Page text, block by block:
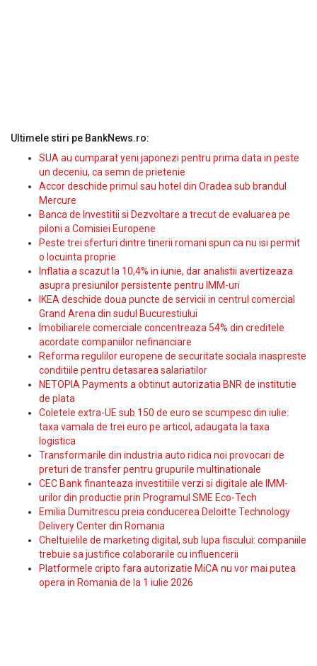
Ultimele stiri pe BankNews.ro:
SUA au cumparat yeni japonezi pentru prima data in peste
un deceniu, ca semn de prietenie
Accor deschide primul sau hotel din Oradea sub brandul
Mercure
Banca de Investitii si Dezvoltare a trecut de evaluarea pe
piloni a Comisiei Europene
Peste trei sferturi dintre tinerii romani spun ca nu isi permit
o locuinta proprie
Inflatia a scazut la 10,4% in iunie, dar analistii avertizeaza
asupra presiunilor persistente pentru IMM-uri
IKEA deschide doua puncte de servicii in centrul comercial
Grand Arena din sudul Bucurestiului
Imobiliarele comerciale concentreaza 54% din creditele
acordate companiilor nefinanciare
Reforma regulilor europene de securitate sociala inaspreste
conditiile pentru detasarea salariatilor
NETOPIA Payments a obtinut autorizatia BNR de institutie
de plata
Coletele extra-UE sub 150 de euro se scumpesc din iulie:
taxa vamala de trei euro pe articol, adaugata la taxa
logistica
Transformarile din industria auto ridica noi provocari de
preturi de transfer pentru grupurile multinationale
CEC Bank finanteaza investitiile verzi si digitale ale IMM-
urilor din productie prin Programul SME Eco-Tech
Emilia Dumitrescu preia conducerea Deloitte Technology
Delivery Center din Romania
Cheltuielile de marketing digital, sub lupa fiscului: companiile
trebuie sa justifice colaborarile cu influencerii
Platformele cripto fara autorizatie MiCA nu vor mai putea
opera in Romania de la 1 iulie 2026